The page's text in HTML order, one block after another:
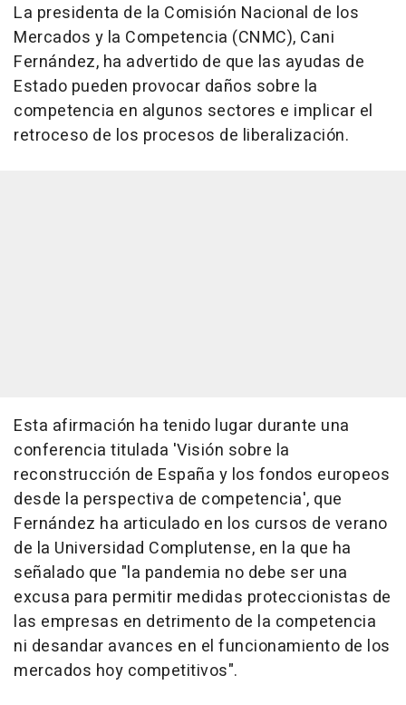
La presidenta de la Comisión Nacional de los
Mercados y la Competencia (CNMC), Cani
Fernández, ha advertido de que las ayudas de
Estado pueden provocar daños sobre la
competencia en algunos sectores e implicar el
retroceso de los procesos de liberalización.
Esta afirmación ha tenido lugar durante una
conferencia titulada 'Visión sobre la
reconstrucción de España y los fondos europeos
desde la perspectiva de competencia', que
Fernández ha articulado en los cursos de verano
de la Universidad Complutense, en la que ha
señalado que "la pandemia no debe ser una
excusa para permitir medidas proteccionistas de
las empresas en detrimento de la competencia
ni desandar avances en el funcionamiento de los
mercados hoy competitivos".